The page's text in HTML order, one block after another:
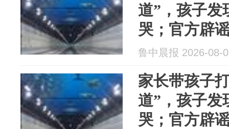
道”，孩子发
哭；官方辟
图，隧道内
鲁中晨报 2026-08-
家长带孩子
道”，孩子发
哭；官方辟